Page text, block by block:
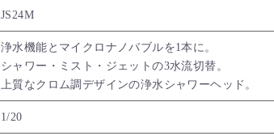
JS24M
浄水機能とマイクロナノバブルを1本に。
シャワー・ミスト・ジェットの3水流切替。
上質なクロム調デザインの浄水シャワーヘッド。
1/20